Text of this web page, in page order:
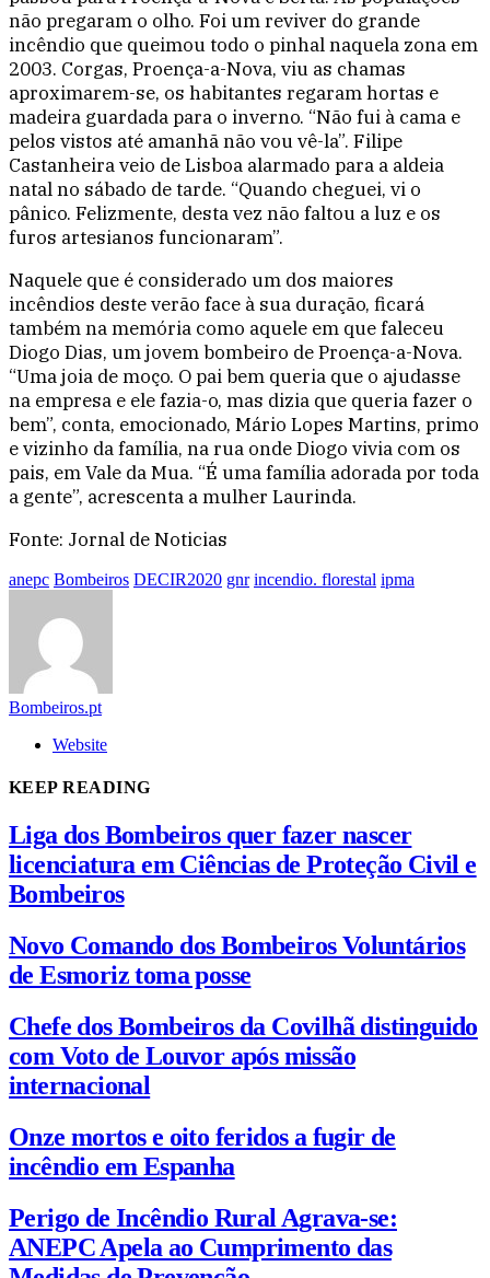
não pregaram o olho. Foi um reviver do grande
incêndio que queimou todo o pinhal naquela zona em
2003. Corgas, Proença-a-Nova, viu as chamas
aproximarem-se, os habitantes regaram hortas e
madeira guardada para o inverno. “Não fui à cama e
pelos vistos até amanhã não vou vê-la”. Filipe
Castanheira veio de Lisboa alarmado para a aldeia
natal no sábado de tarde. “Quando cheguei, vi o
pânico. Felizmente, desta vez não faltou a luz e os
furos artesianos funcionaram”.
Naquele que é considerado um dos maiores
incêndios deste verão face à sua duração, ficará
também na memória como aquele em que faleceu
Diogo Dias, um jovem bombeiro de Proença-a-Nova.
“Uma joia de moço. O pai bem queria que o ajudasse
na empresa e ele fazia-o, mas dizia que queria fazer o
bem”, conta, emocionado, Mário Lopes Martins, primo
e vizinho da família, na rua onde Diogo vivia com os
pais, em Vale da Mua. “É uma família adorada por toda
a gente”, acrescenta a mulher Laurinda.
Fonte: Jornal de Noticias
anepc Bombeiros DECIR2020 gnr incendio. florestal ipma
Bombeiros.pt
Website
KEEP READING
Liga dos Bombeiros quer fazer nascer
licenciatura em Ciências de Proteção Civil e
Bombeiros
Novo Comando dos Bombeiros Voluntários
de Esmoriz toma posse
Chefe dos Bombeiros da Covilhã distinguido
com Voto de Louvor após missão
internacional
Onze mortos e oito feridos a fugir de
incêndio em Espanha
Perigo de Incêndio Rural Agrava-se:
ANEPC Apela ao Cumprimento das